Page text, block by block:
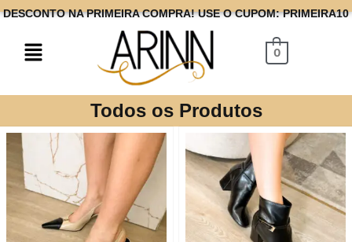
DESCONTO NA PRIMEIRA COMPRA! USE O CUPOM: PRIMEIRA10
0
Todos os Produtos